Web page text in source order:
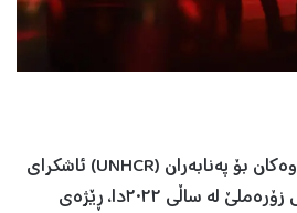
ڕێکخراوی نەتەوە یەکگرتووەکان بۆ پەنابەران (UNHCR) ئاشکرای
دەکات، ژمارەی ئاواربوونی زۆرەملێ لە ساڵی ٢٠٢٢دا، ڕێژەی